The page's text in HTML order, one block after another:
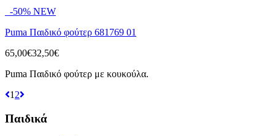
-50% NEW
Puma Παιδικό φούτερ 681769 01
65,00€32,50€
Puma Παιδικό φούτερ με κουκούλα.
1 2
Παιδικά